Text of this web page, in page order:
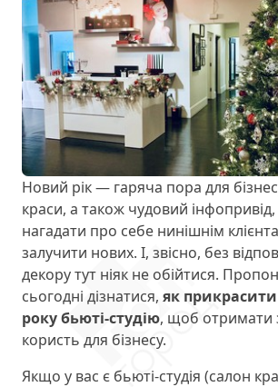
Новий рік — гаряча пора для
краси, а також чудовий
нагадати про себе нинішнім
залучити нових. І, звісно, без
декору тут ніяк не обійтися.
сьогодні дізнатися, як
року бьюті-студію, щоб отримати
користь для бізнесу.
Якщо у вас є бьюті-студія (салон